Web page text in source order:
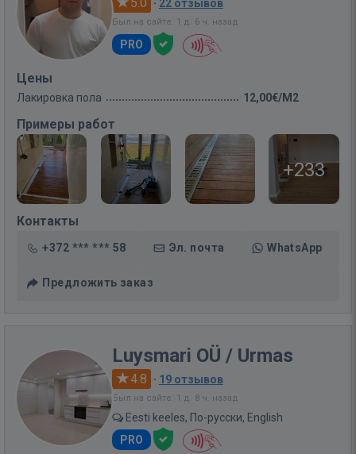
· 22 отзывов
Был на сайте: 1 д. 6 ч. назад
PRO
Цены
Лакировка пола 12,00€/M2
Примеры работ
+233
Контакты
+372 *** *** 58 Эл. почта WhatsApp
Предложить заказ
Luysmari OÜ / Urmas
4.8 · 19 отзывов
Был на сайте: 1 д. 8 ч. назад
Eesti keeles, По-русски, English
PRO